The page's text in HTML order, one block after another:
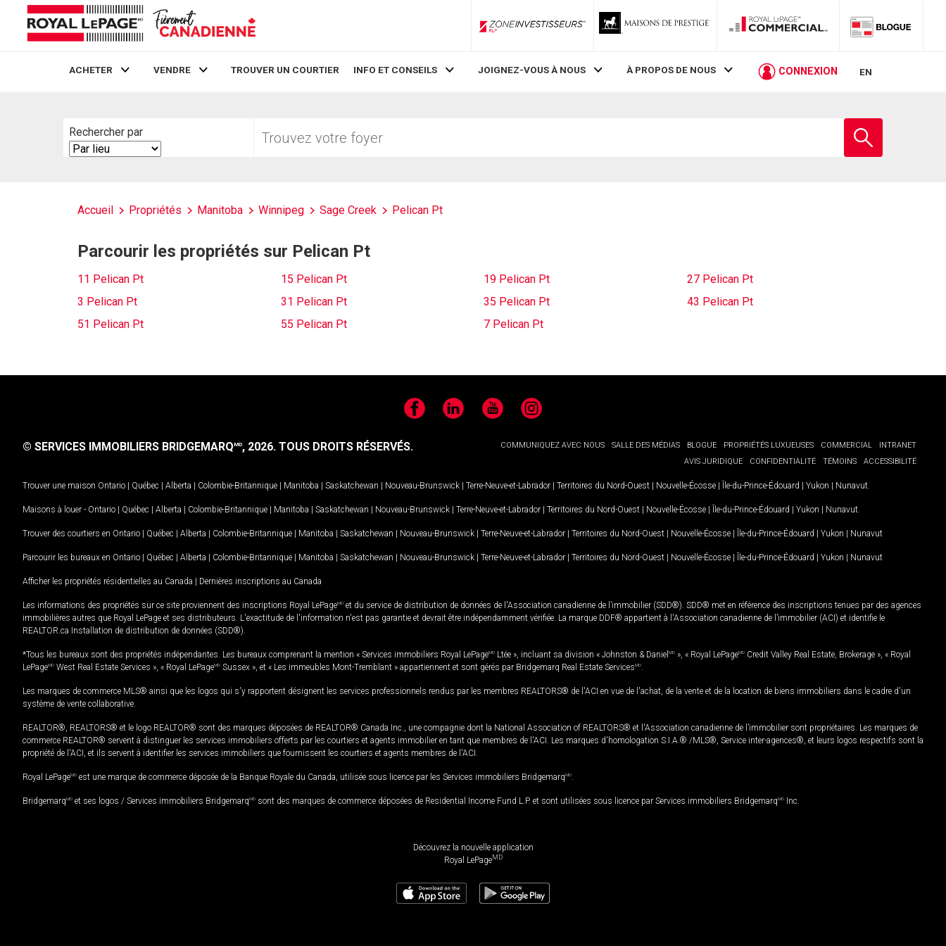
ZoneInvestisseurs RLP
ACHETER VENDRE TROUVER UN COURTIER INFO ET CONSEILS JOIGNEZ-VOUS À NOUS À PROPOS DE NOUS CONNEXION EN
Rechercher par
Search
By
votre
Accueil Propriétés Manitoba Winnipeg Sage Creek Pelican Pt
Parcourir les propriétés sur Pelican Pt
11 Pelican Pt 15 Pelican Pt 19 Pelican Pt
27 Pelican Pt
3 Pelican Pt
31 Pelican Pt 35 Pelican Pt
43 Pelican Pt
51 Pelican Pt
55 Pelican Pt 7 Pelican Pt
FacebookLinkedIn YouTubeInstagram
COMMUNIQUEZ AVEC NOUS SALLE DES MÉDIAS BLOGUE PROPRIÉTÉS LUXUEUSES COMMERCIAL
INTRANET
AVIS JURIDIQUE
CONFIDENTIALITÉ TÉMOINS ACCESSIBILITÉ
© SERVICES IMMOBILIERS BRIDGEMARQMD, 2026. TOUS DROITS RÉSERVÉS.
Trouver une maison Ontario | Québec | Alberta | Colombie-Britannique | Manitoba | Saskatchewan | Nouveau-Brunswick | Terre-Neuve-et-Labrador | Territoires du Nord-Ouest | Nouvelle-Écosse | Île-du-Prince-Édouard | Yukon | Nunavut
Maisons à louer - Ontario | Québec | Alberta | Colombie-Britannique | Manitoba | Saskatchewan | Nouveau-Brunswick | Terre-Neuve-et-Labrador | Territoires du Nord-Ouest | Nouvelle-Écosse | Île-du-Prince-Édouard | Yukon | Nunavut
Trouver des courtiers en Ontario | Québec | Alberta | Colombie-Britannique | Manitoba | Saskatchewan | Nouveau-Brunswick | Terre-Neuve-et-Labrador | Territoires du Nord-Ouest | Nouvelle-Écosse | Île-du-Prince-Édouard | Yukon | Nunavut
Parcourir les bureaux en Ontario | Québec | Alberta | Colombie-Britannique | Manitoba | Saskatchewan | Nouveau-Brunswick | Terre-Neuve-et-Labrador | Territoires du Nord-Ouest | Nouvelle-Écosse | Île-du-Prince-Édouard | Yukon | Nunavut
Afficher les propriétés résidentielles au Canada | Dernières inscriptions au Canada
Les informations des propriétés sur ce site proviennent des inscriptions Royal LePageMD et du service de distribution de données de l'Association canadienne de l’immobilier (SDD®). SDD® met en référence des inscriptions tenues par des agences
immobilières autres que Royal LePage et ses distributeurs. L'exactitude de l'information n'est pas garantie et devrait être indépendamment vérifiée. La marque DDF® appartient à l'Association canadienne de l’immobilier (ACI) et identifie le
REALTOR.ca Installation de distribution de données (SDD®).
*Tous les bureaux sont des propriétés indépendantes. Les bureaux comprenant la mention « Services immobiliers Royal LePageMD Ltée », incluant sa division « Johnston & Daniel MD », « Royal LePageMD Credit Valley Real Estate, Brokerage », « Royal
LePageMD West Real Estate Services », « Royal LePageMD Sussex », et « Les immeubles Mont-Tremblant » appartiennent et sont gérés par Bridgemarq Real Estate ServicesMD
Les marques de commerce MLS® ainsi que les logos qui s'y rapportent désignent les services professionnels rendus par les membres REALTORS® de l'ACI en vue de l'achat, de la vente et de la location de biens immobiliers dans le cadre d'un
système de vente collaborative.
REALTOR®, REALTORS® et le logo REALTOR® sont des marques déposées de REALTOR® Canada Inc., une compagnie dont la National Association of REALTORS® et l'Association canadienne de l’immobilier sont propriétaires. Les marques de
commerce REALTOR® servent à distinguer les services immobiliers offerts par les courtiers et agents immobilier en tant que membres de l'ACI. Les marques d'homologation S.I.A.® /MLS®, Service inter-agences®, et leurs logos respectifs sont la
propriété de l'ACI, et ils servent à identifier les services immobiliers que fournissent les courtiers et agents membres de l'ACI.
Royal LePageMD est une marque de commerce déposée de la Banque Royale du Canada, utilisée sous licence par les Services immobiliers BridgemarqMD
BridgemarqMD et ses logos / Services immobiliers BridgemarqMD sont des marques de commerce déposées de Residential Income Fund L.P. et sont utilisées sous licence par Services immobiliers BridgemarqMD Inc.
Découvrez la nouvelle application
Royal LePageMD